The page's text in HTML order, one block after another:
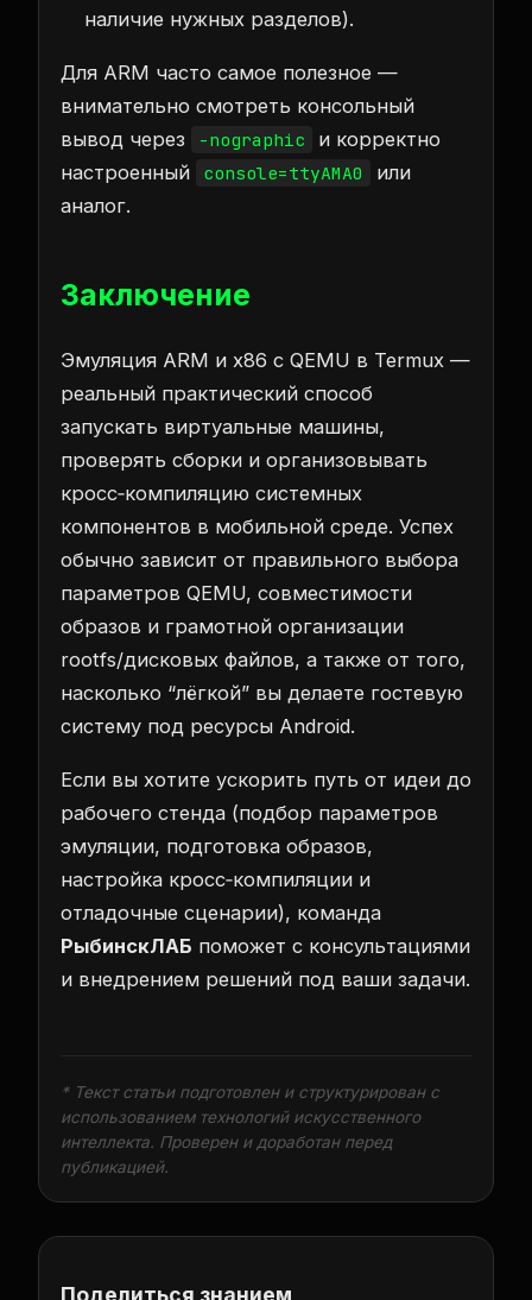
наличие нужных разделов).
Для ARM часто самое полезное —
внимательно смотреть консольный
вывод через
-nographic
и корректно
настроенный
console=ttyAMA0
или
аналог.
Заключение
Эмуляция ARM и x86 с QEMU в Termux —
реальный практический способ
запускать виртуальные машины,
проверять сборки и организовывать
кросс‑компиляцию системных
компонентов в мобильной среде. Успех
обычно зависит от правильного выбора
параметров QEMU, совместимости
образов и грамотной организации
rootfs/дисковых файлов, а также от того,
насколько “лёгкой” вы делаете гостевую
систему под ресурсы Android.
Если вы хотите ускорить путь от идеи до
рабочего стенда (подбор параметров
эмуляции, подготовка образов,
настройка кросс‑компиляции и
отладочные сценарии), команда
РыбинскЛАБ поможет с консультациями
и внедрением решений под ваши задачи.
* Текст статьи подготовлен и структурирован с
использованием технологий искусственного
интеллекта. Проверен и доработан перед
публикацией.